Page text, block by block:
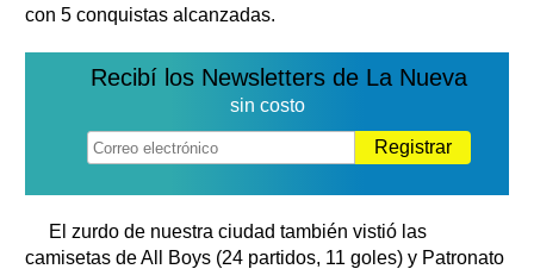
con 5 conquistas alcanzadas.
Recibí los Newsletters de La Nueva
sin costo
Registrar
El zurdo de nuestra ciudad también vistió las
camisetas de All Boys (24 partidos, 11 goles) y Patronato